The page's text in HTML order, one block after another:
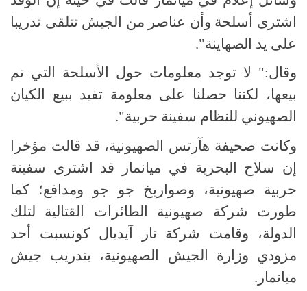
اشترى أسلحة وأن عناصر من الجيش تتلقى تدريبا
على يد الصهاينة".
وقال:" لا توجد معلومات حول الأسلحة التي تم
بيعها، لكننا حصلنا على معلومة تفيد ببيع الكيان
الصهيوني للنظام سفينة حربية".
وكانت صحيفة هآرتس الصهيونية، قد قالت مؤخرا
إن سلاح البحرية في ميانمار قد اشترى سفينة
حربية صهيونية، وصواريخ جو جو ومدافع؛ كما
طورت شركة صهيونية الطائرات القتالية لتلك
الدولة، وقامت شركة تار آيديال كونسبت أحد
مزودي وزارة الجيش الصهيونية، بتدريب جيش
ميانمار.